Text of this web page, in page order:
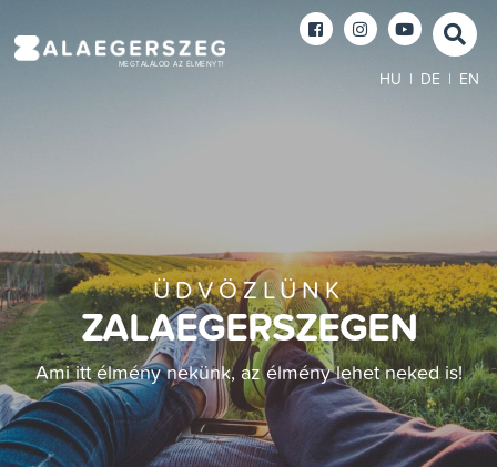
MEGTALÁLOD AZ ÉLMÉNYT!
HU DE EN
ÜDVÖZLÜNK
ZALAEGERSZEGEN
Ami itt élmény nekünk, az élmény lehet neked is!